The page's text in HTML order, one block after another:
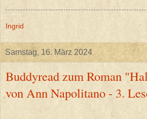
Ingrid
Samstag, 16. März 2024
Buddyread zum Roman
von Ann Napolitano - 3.